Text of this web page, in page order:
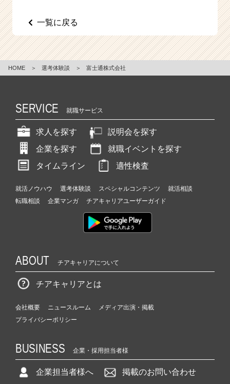
一覧に戻る
HOME ＞ 選考体験談 ＞ 富士通株式会社
SERVICE 就職サービス
求人を探す
説明会を探す
企業を探す
就職イベントを探す
タイムライン
適性検査
就活ノウハウ 選考体験談 スペシャルコンテンツ
就活相談
転職相談
企業マンガ チアキャリアユーザーガイド
ABOUT チアキャリアについて
チアキャリアとは
会社概要 ニュースルーム
メディア出演・掲載
プライバシーポリシー
BUSINESS 企業・採用担当者様
企業担当者様へ 掲載のお問い合わせ